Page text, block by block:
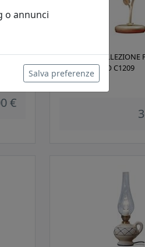
€
LUMETTO COLLEZIONE
SFUMATO ORO C1209
Ferroluce
o annunci
Salva preferenze